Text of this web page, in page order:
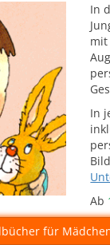
In
In
Ab
für